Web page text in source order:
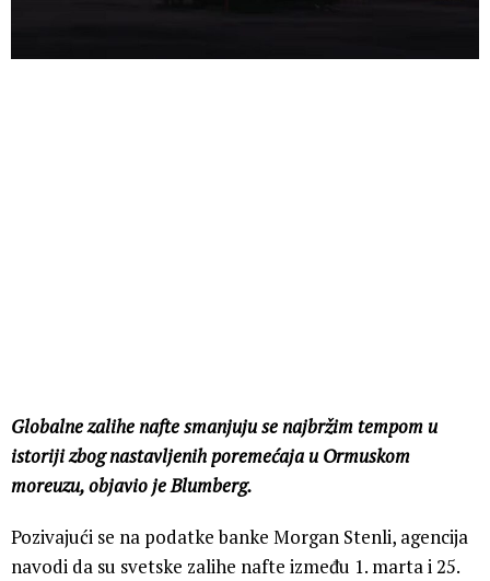
Globalne zalihe nafte smanjuju se najbržim tempom u
istoriji zbog nastavljenih poremećaja u Ormuskom
moreuzu, objavio je Blumberg.
Pozivajući se na podatke banke Morgan Stenli, agencija
navodi da su svetske zalihe nafte između 1. marta i 25.